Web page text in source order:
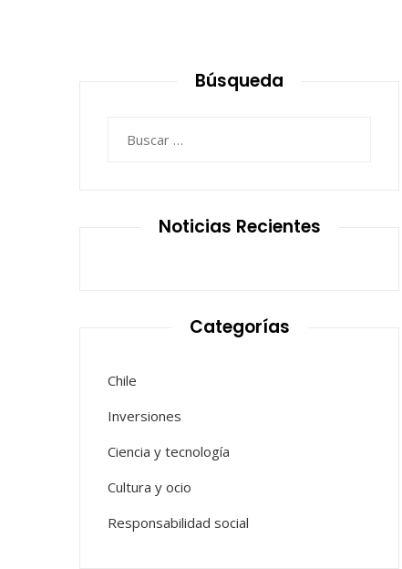
Búsqueda
Noticias Recientes
Categorías
Chile
Inversiones
Ciencia y tecnología
Cultura y ocio
Responsabilidad social